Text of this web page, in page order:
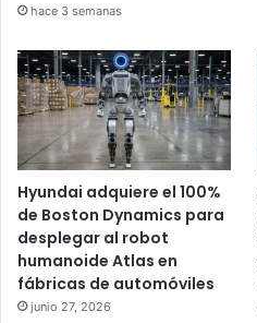
hace 3 semanas
Hyundai adquiere el 100%
de Boston Dynamics para
desplegar al robot
humanoide Atlas en
fábricas de automóviles
junio 27, 2026